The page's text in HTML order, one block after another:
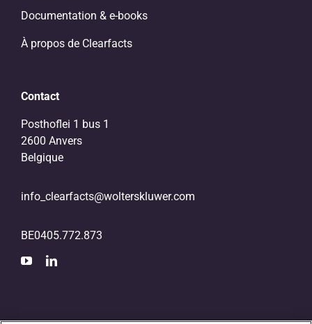
Documentation & e-books
À propos de Clearfacts
Contact
Posthoflei 1 bus 1
2600 Anvers
Belgique
info_clearfacts@wolterskluwer.com
BE0405.772.873